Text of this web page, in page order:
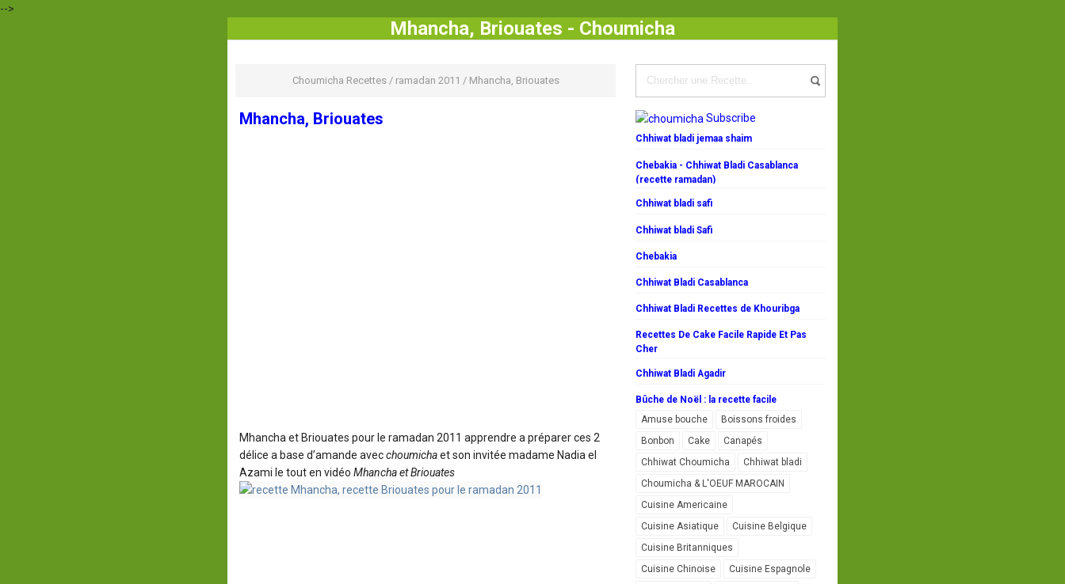
-->
Mhancha, Briouates - Choumicha
Choumicha Recettes/ ramadan 2011 / Mhancha, Briouates
Mhancha, Briouates
Mhancha et Briouates pour le ramadan 2011 apprendre a préparer ces 2
délice a base d’amande avecchoumichaet son invitée madame Nadia el
Azami le tout en vidéo Mhancha et Briouates
Subscribe
Chhiwat bladi jemaa shaim
Chebakia - Chhiwat Bladi Casablanca
(recette ramadan)
Chhiwat bladi safi
Chhiwat bladi Safi
Chebakia
Chhiwat Bladi Casablanca
Chhiwat Bladi Recettes de Khouribga
Recettes De Cake Facile Rapide Et Pas
Cher
Chhiwat Bladi Agadir
Bûche de Noël : la recette facile
Amuse bouche
Boissons froides
Bonbon
Cake
Canapés
Chhiwat Choumicha
Chhiwat bladi
Choumicha & L'OEUF MAROCAIN
Cuisine Americaine
Cuisine Asiatique
Cuisine Belgique
Cuisine Britanniques
Cuisine Chinoise
Cuisine Espagnole